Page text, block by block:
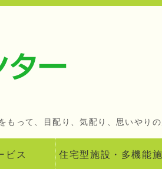
もって、目配り、気配り、思いやり
ビス 住宅型施設・多機能